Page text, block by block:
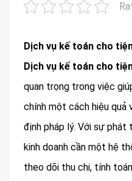
Dịch vụ kế toán cho
Dịch vụ kế toán cho
quan trọng trong việc
chính một cách hiệu quả
định pháp lý. Với sự phát
kinh doanh cần một hệ
theo dõi thu chi, tính